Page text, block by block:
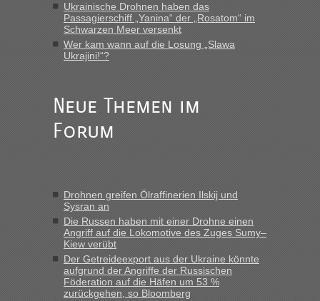
Recht, Visa und Dokumente • Deklaration
gebrauchter Kleidung beim Zoll
„Hallo Leute, ich weiß nicht, ob ich hier richtig bin mit meiner
mitnehmen. Es ist gebrauchte Kleidung...“
Berichte und Reisetipps • Re: An welchem
15.6. in Krakovets rüber. Sehr zeitig los gegen 5 Uhr in der
Früh. Mit sehr sehr wenig Verkehr, super bis zur Grenze. Nur
8 PKW vor der Schranke....“
inBerichte und Reisetipps • Re: An welchem
Grenzübergang zwischen Polen und der Ukraine
geht es am schnellsten?
Ukrainische Drohnen haben das
Passagierschiff „Yanina“ der „Rosatom“ im
Schwarzen Meer versenkt
Wer kam wann auf die Losung „Slawa
Ukrajini!“?
Neue Themen im
Forum
Drohnen greifen Ölraffinerien Ilskij und
Sysran an
Die Russen haben mit einer Drohne einen
Angriff auf die Lokomotive des Zuges Sumy–
Kiew verübt
Der Getreideexport aus der Ukraine könnte
aufgrund der Angriffe der Russischen
Föderation auf die Häfen um 53 %
zurückgehen, so Bloomberg